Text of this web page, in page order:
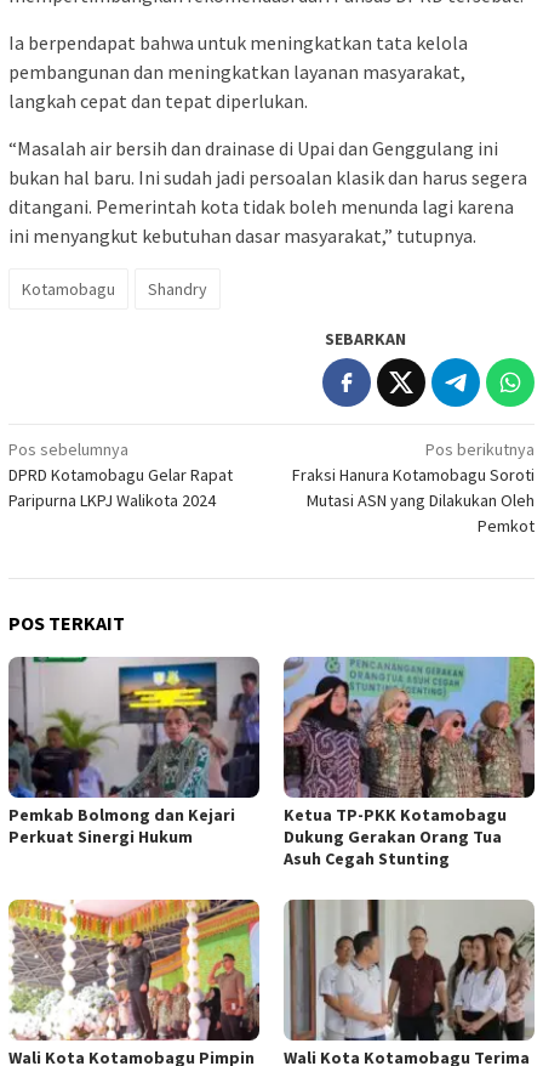
Ia berpendapat bahwa untuk meningkatkan tata kelola
pembangunan dan meningkatkan layanan masyarakat,
langkah cepat dan tepat diperlukan.
“Masalah air bersih dan drainase di Upai dan Genggulang ini
bukan hal baru. Ini sudah jadi persoalan klasik dan harus segera
ditangani. Pemerintah kota tidak boleh menunda lagi karena
ini menyangkut kebutuhan dasar masyarakat,” tutupnya.
Kotamobagu Shandry
SEBARKAN
Navigasi
pos
Pos sebelumnya
DPRD Kotamobagu Gelar Rapat
Paripurna LKPJ Walikota 2024
Pos berikutnya
Fraksi Hanura Kotamobagu Soroti
Mutasi ASN yang Dilakukan Oleh
Pemkot
POS TERKAIT
Pemkab Bolmong dan Kejari
Perkuat Sinergi Hukum
Ketua TP-PKK Kotamobagu
Dukung Gerakan Orang Tua
Asuh Cegah Stunting
Wali Kota Kotamobagu Pimpin Wali Kota Kotamobagu Terima